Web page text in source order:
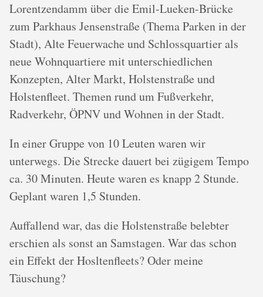
Lorentzendamm über die Emil-Lueken-Brücke
zum Parkhaus Jensenstraße (Thema Parken in der
Stadt), Alte Feuerwache und Schlossquartier als
neue Wohnquartiere mit unterschiedlichen
Konzepten, Alter Markt, Holstenstraße und
Holstenfleet. Themen rund um Fußverkehr,
Radverkehr, ÖPNV und Wohnen in der Stadt.
In einer Gruppe von 10 Leuten waren wir
unterwegs. Die Strecke dauert bei zügigem Tempo
ca. 30 Minuten. Heute waren es knapp 2 Stunde.
Geplant waren 1,5 Stunden.
Auffallend war, das die Holstenstraße belebter
erschien als sonst an Samstagen. War das schon
ein Effekt der Hosltenfleets? Oder meine
Täuschung?